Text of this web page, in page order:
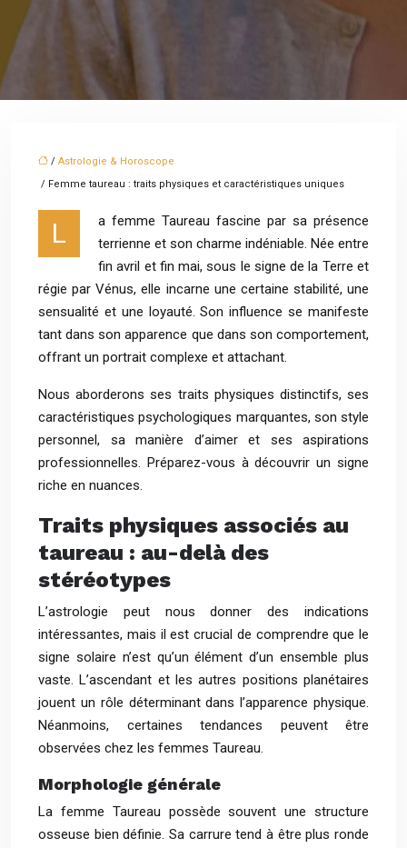
/ Astrologie & Horoscope
/ Femme taureau : traits physiques et caractéristiques uniques
L
a femme Taureau fascine par sa présence
terrienne et son charme indéniable. Née entre
fin avril et fin mai, sous le signe de la Terre et
régie par Vénus, elle incarne une certaine stabilité, une
sensualité et une loyauté. Son influence se manifeste
tant dans son apparence que dans son comportement,
offrant un portrait complexe et attachant.
Nous aborderons ses traits physiques distinctifs, ses
caractéristiques psychologiques marquantes, son style
personnel, sa manière d’aimer et ses aspirations
professionnelles. Préparez-vous à découvrir un signe
riche en nuances.
Traits physiques associés au
taureau : au-delà des
stéréotypes
L’astrologie peut nous donner des indications
intéressantes, mais il est crucial de comprendre que le
signe solaire n’est qu’un élément d’un ensemble plus
vaste. L’ascendant et les autres positions planétaires
jouent un rôle déterminant dans l’apparence physique.
Néanmoins, certaines tendances peuvent être
observées chez les femmes Taureau.
Morphologie générale
La femme Taureau possède souvent une structure
osseuse bien définie. Sa carrure tend à être plus ronde